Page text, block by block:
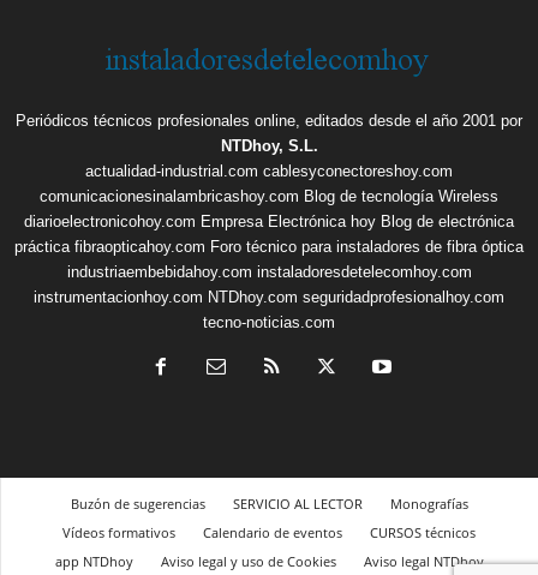
Periódicos técnicos profesionales online, editados desde el año 2001 por
NTDhoy, S.L.
actualidad-industrial.com cablesyconectoreshoy.com
comunicacionesinalambricashoy.com Blog de tecnología Wireless
diarioelectronicohoy.com Empresa Electrónica hoy Blog de electrónica
práctica fibraopticahoy.com Foro técnico para instaladores de fibra óptica
industriaembebidahoy.com instaladoresdetelecomhoy.com
instrumentacionhoy.com NTDhoy.com seguridadprofesionalhoy.com
tecno-noticias.com
Buzón de sugerencias SERVICIO AL LECTOR
Monografías
Vídeos formativos
Calendario de eventos
CURSOS técnicos
app NTDhoy
Aviso legal y uso de Cookies Aviso legal NTDhoy